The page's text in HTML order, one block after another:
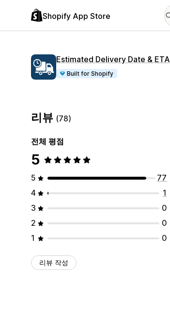
Shopify App Store
Estimated Delivery Date & ETA
Built for Shopify
리뷰 (78)
전체 평점
5
5
77
4
1
3
0
2
0
1
0
리뷰 작성